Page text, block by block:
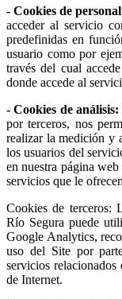
- Cookies de
acceder al servicio
predefinidas en
usuario como por
través del cual
donde accede al
- Cookies de análisis:
por terceros, nos
realizar la medición y
los usuarios del
en nuestra página
servicios que le
Cookies de terceros:
Río Segura puede
Google Analytics,
uso del Site por
servicios
de Internet.